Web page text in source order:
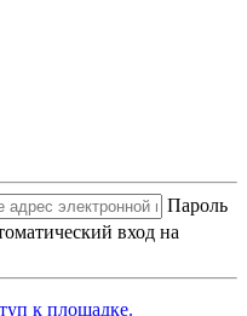
Пароль
вход на
к площадке.